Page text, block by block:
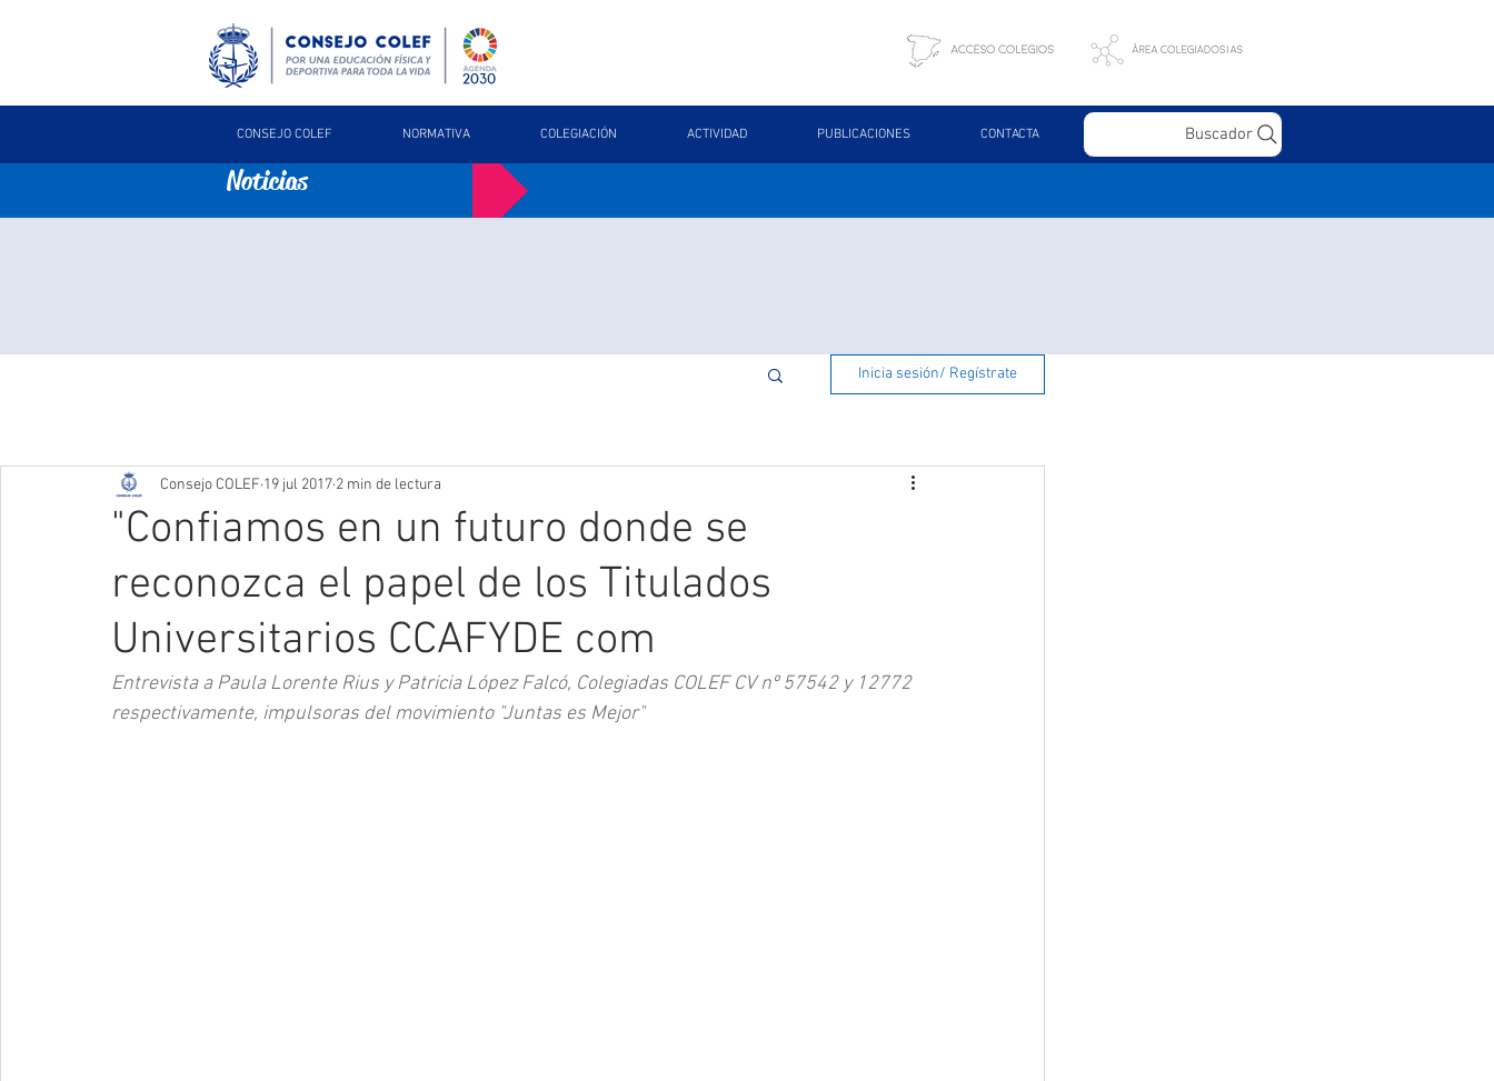
CONSEJO COLEF NORMATIVA COLEGIACIÓN ACTIVIDAD PUBLICACIONES CONTACTA Buscador
Noticias
Inicia sesión/ Regístrate
"Confiamos en un futuro donde se
reconozca el papel de los Titulados
Universitarios CCAFYDE com
Consejo COLEF 19 jul 2017 2 min de lectura
Entrevista a Paula Lorente Rius y Patricia López Falcó, Colegiadas COLEF CV nº 57542 y 12772
respectivamente, impulsoras del movimiento "Juntas es Mejor"